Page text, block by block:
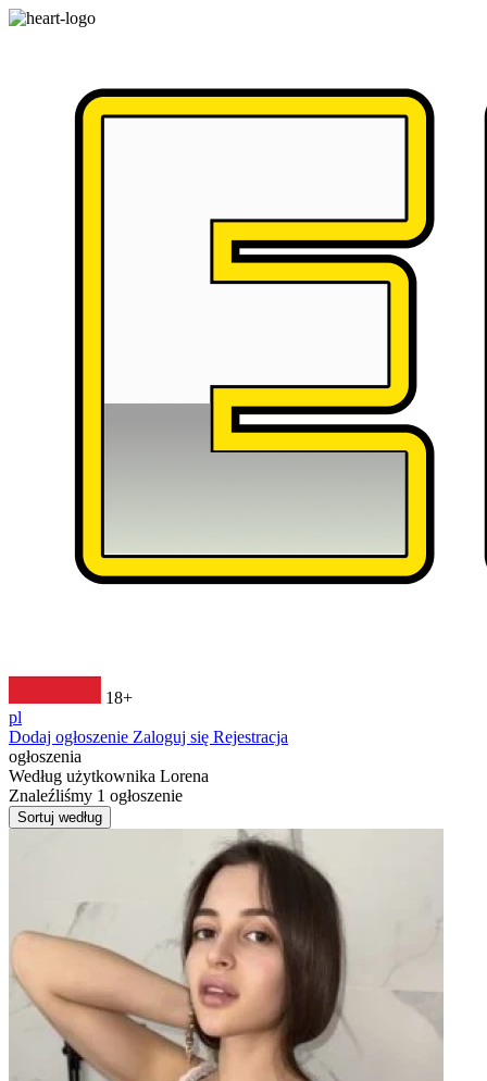
18+
pl
Dodaj ogłoszenie Zaloguj się Rejestracja
ogłoszenia
Według użytkownika Lorena
Znaleźliśmy 1 ogłoszenie
Sortuj według